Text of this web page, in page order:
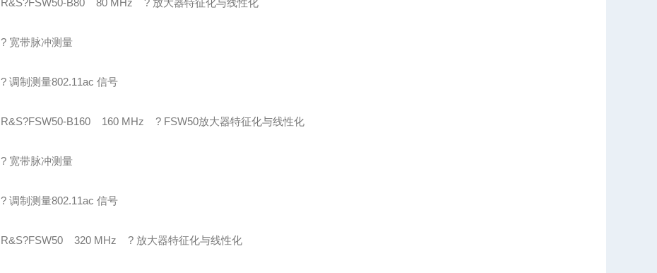
R&S?FSW50-B80 80 MHz ? 放大器特征化与线性化
? 宽带脉冲测量
? 调制测量802.11ac 信号
R&S?FSW50-B160 160 MHz ? FSW50放大器特征化与线性化
? 宽带脉冲测量
? 调制测量802.11ac 信号
R&S?FSW50 320 MHz ? 放大器特征化与线性化